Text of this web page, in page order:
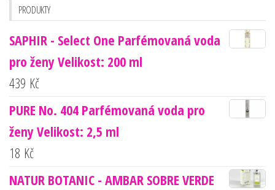
PRODUKTY
SAPHIR - Select One Parfémovaná voda
pro ženy Velikost: 200 ml
439 Kč
PURE No. 404 Parfémovaná voda pro
ženy Velikost: 2,5 ml
18 Kč
NATUR BOTANIC - AMBAR SOBRE VERDE